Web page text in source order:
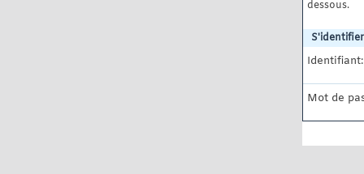
dessous.
S'identifier
Identifiant:
Mot de